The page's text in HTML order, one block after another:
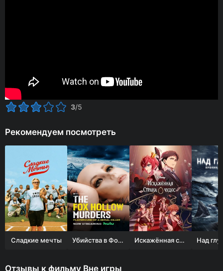
3/5
Рекомендуем посмотреть
Сладкие мечты Убийства в Фокс Холлоу: Игровая площадка Серийного Убийцы Искажённая страна чудес
Отзывы к фильму Вне игры